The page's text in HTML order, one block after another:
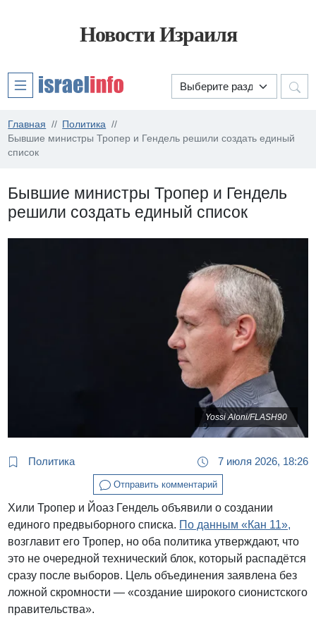
Новости Израиля
Главная
Политика
Бывшие министры Тропер и Гендель решили создать единый
список
Бывшие министры Тропер и Гендель
решили создать единый список
Yossi Aloni/FLASH90
Политика 7 июля 2026, 18:26
Отправить комментарий
Хили Тропер и Йоаз Гендель объявили о создании
единого предвыборного списка. По данным «Кан 11»,
возглавит его Тропер, но оба политика утверждают, что
это не очередной технический блок, который распадётся
сразу после выборов. Цель объединения заявлена без
ложной скромности — «создание широкого сионистского
правительства».